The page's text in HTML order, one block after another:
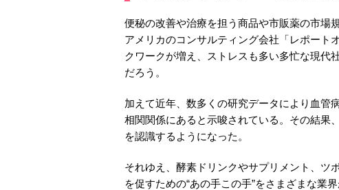
便秘の改善や治療を担う商品や市販薬の市
アメリカのコンサルティング会社「レポート
クワークが増え、ストレスも多い多忙な現代
だろう。
加えて近年、数多くの研究データにより血管
相関関係にあると示唆されている。その結果
を認識するようになった。
それゆえ、酵素ドリンクやサプリメント、ツ
を促すための“あの手この手”をさまざまな業